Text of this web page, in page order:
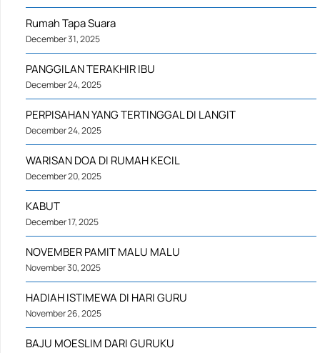
Rumah Tapa Suara
December 31, 2025
PANGGILAN TERAKHIR IBU
December 24, 2025
PERPISAHAN YANG TERTINGGAL DI LANGIT
December 24, 2025
WARISAN DOA DI RUMAH KECIL
December 20, 2025
KABUT
December 17, 2025
NOVEMBER PAMIT MALU MALU
November 30, 2025
HADIAH ISTIMEWA DI HARI GURU
November 26, 2025
BAJU MOESLIM DARI GURUKU